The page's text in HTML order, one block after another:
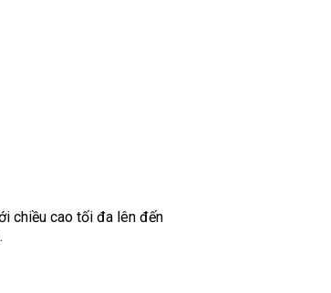
chiều cao tối đa lên đến